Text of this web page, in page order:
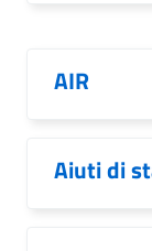
AIR
Aiuti di